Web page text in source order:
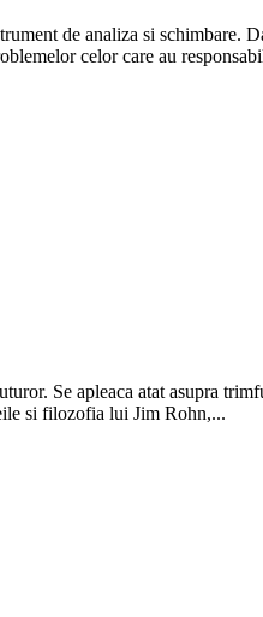
de analiza si schimbare.
celor care au
Se apleaca atat asupra
si filozofia lui Jim Rohn,...